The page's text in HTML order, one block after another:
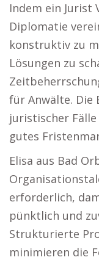
Indem ein Jurist
Diplomatie
konstruktiv zu
Lösungen zu
für Anwälte. Die
juristischer
gutes
Elisa aus Bad
erforderlich,
pünktlich und
Strukturierte
minimieren die